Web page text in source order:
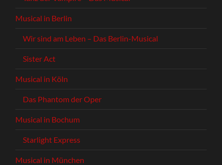
Musical in Berlin
Wir sind am Leben – Das Berlin-Musical
Sister Act
Musical in Köln
Das Phantom der Oper
Musical in Bochum
Starlight Express
Musical in München